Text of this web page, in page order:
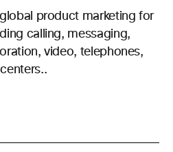
product marketing for
calling, messaging,
video, telephones,